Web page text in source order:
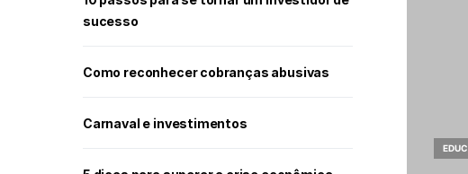
sucesso
Como reconhecer cobranças abusivas
Carnaval e investimentos